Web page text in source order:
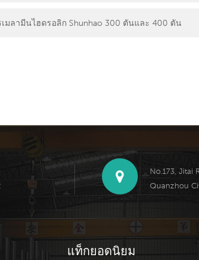
มลามีนไฮดรอลิก Shunhao 300 ตันและ 400 ตัน
No.173, Jitai
Quanzhou
แท็กยอดนิยม